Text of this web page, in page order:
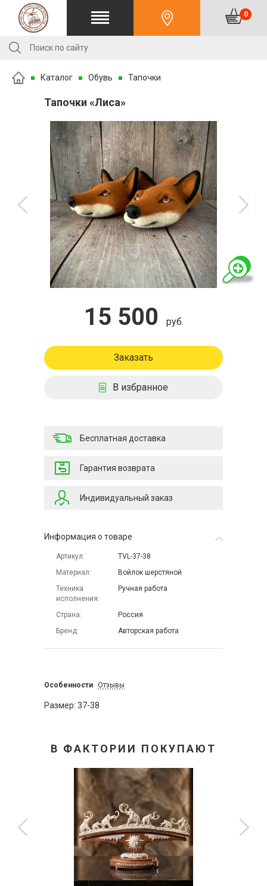
0
Каталог Обувь Тапочки
Тапочки «Лиса»
15 500 руб.
Заказать
В избранное
Бесплатная доставка
Гарантия возврата
Индивидуальный заказ
Информация о товаре
Артикул
TVL-37-38
Материал
Войлок шерстяной
Техника
исполнения
Ручная работа
Страна
Россия
Бренд
Авторская работа
Особенности Отзывы
Размер: 37-38
В ФАКТОРИИ ПОКУПАЮТ